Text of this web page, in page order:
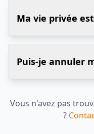
Ma vie privée
Puis-je annuler
Vous n'avez pas
?